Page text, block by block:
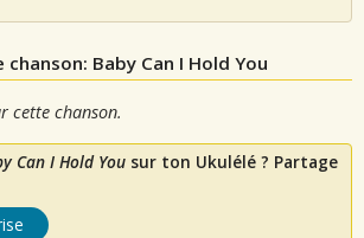
Baby Can I Hold You
cette chanson.
Can I Hold You sur ton Ukulélé ? Partage